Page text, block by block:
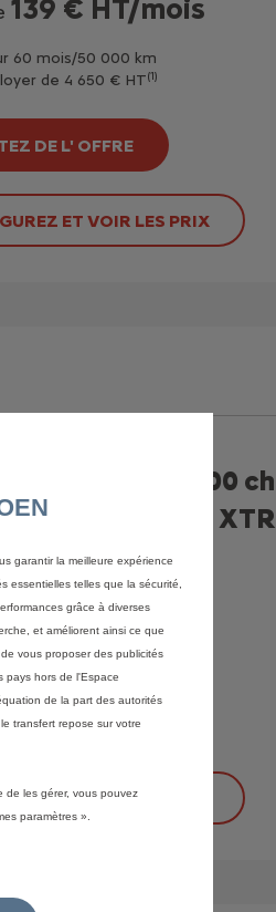
139 € HT/mois
60 mois/50 000 km
de 4 650 € HT(1)
DE L' OFFRE
ET VOIR LES PRIX
Van M Diesel 100 ch
Série Spéciale XTR
159 € HT/mois
60 mois/50 000 km
de 4 948 € HT(1)
DE L' OFFRE
ET VOIR LES PRIX
garantir la meilleure expérience
essentielles telles que la sécurité,
grâce à diverses
et améliorent ainsi ce que
vous proposer des publicités
pays hors de l'Espace
de la part des autorités
transfert repose sur votre
de les gérer, vous pouvez
paramètres ».